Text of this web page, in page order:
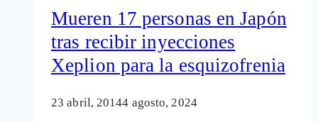
riesgo
de
suicidio
daño
Mueren 17 personas en Japón
tras recibir inyecciones
Xeplion para la esquizofrenia
23 abril, 20144 agosto, 2024